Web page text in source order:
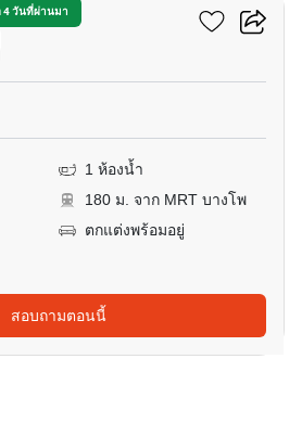
4 วันที่ผ่านมา
1 ห้องน้ำ
180 ม. จาก MRT บางโพ
ตกแต่งพร้อมอยู่
สอบถามตอนนี้